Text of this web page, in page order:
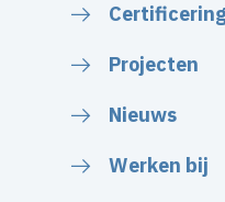
Projecten
Nieuws
Werken bij